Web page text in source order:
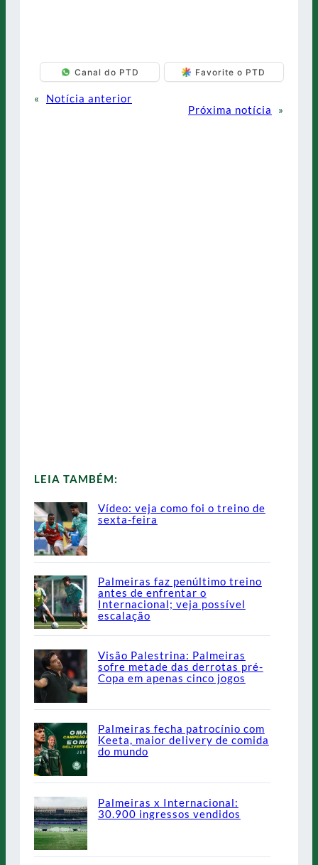
Canal do PTD Favorite o PTD
«
Notícia anterior
Próxima notícia
»
LEIA TAMBÉM:
Vídeo: veja como foi o treino de
sexta-feira
Palmeiras faz penúltimo treino
antes de enfrentar o
Internacional; veja possível
escalação
Visão Palestrina: Palmeiras
sofre metade das derrotas pré-
Copa em apenas cinco jogos
Palmeiras fecha patrocínio com
Keeta, maior delivery de comida
do mundo
Palmeiras x Internacional:
30.900 ingressos vendidos